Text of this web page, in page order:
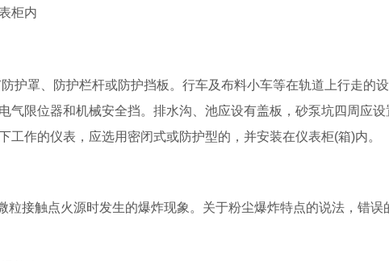
柜内
护罩、防护栏杆或防护挡板。行车及布料小车等在轨道上行走的设
气限位器和机械安全挡。排水沟、池应设有盖板，砂泵坑四周应设
作的仪表，应选用密闭式或防护型的，并安装在仪表柜(箱)内。
粒接触点火源时发生的爆炸现象。关于粉尘爆炸特点的说法，错误